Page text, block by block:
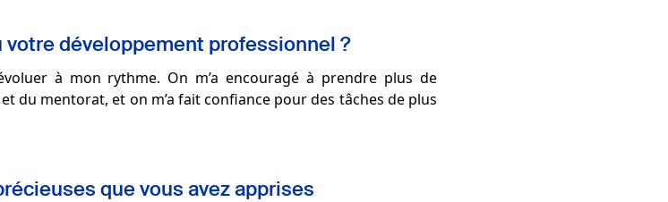
développement professionnel ?
évoluer à mon rythme. On m’a encouragé à prendre plus de
du mentorat, et on m’a fait confiance pour des tâches de plus
que vous avez apprises